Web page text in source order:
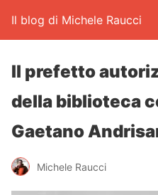
Il blog di Michele Raucci
Il prefetto
della biblioteca
Gaetano
Michele Raucci